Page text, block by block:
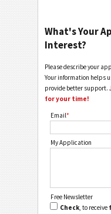
What's Your
Interest?
Please describe your
Your information helps
provide better support.
for your time!
Email*
My Application
Free Newsletter
Check, to receive